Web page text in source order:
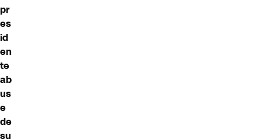
pr
es
id
en
te
ab
us
e
de
su